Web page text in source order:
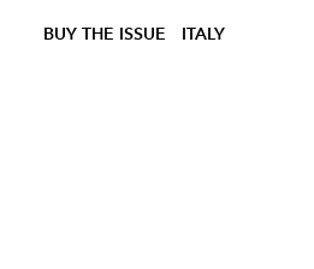
BUY THE ISSUE ITALY